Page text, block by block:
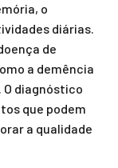
o
diárias.
de
a demência
diagnóstico
que podem
a qualidade